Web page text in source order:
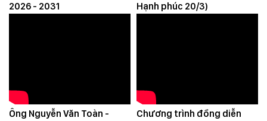
2026 - 2031
Hạnh phúc 20/3)
Ông Nguyễn Văn Toàn -
Chương trình đồng diễn
Chi tiết 24 thành viên Chính phủ sau khi sắp xếp, tinh
07/02/2025
95 năm thành lập và những dấu ấn nổi bật của Đảng